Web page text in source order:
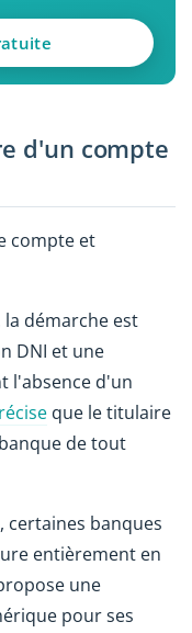
d'un compte
compte et
la démarche est
DNI et une
l'absence d'un
que le titulaire
de tout
certaines banques
entièrement en
une
pour ses